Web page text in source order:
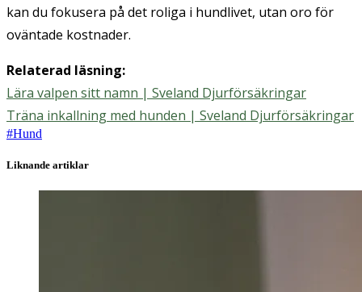
kan du fokusera på det roliga i hundlivet, utan oro för
oväntade kostnader.
Relaterad läsning:
Lära valpen sitt namn | Sveland Djurförsäkringar
Träna inkallning med hunden | Sveland Djurförsäkringar
#Hund
Liknande artiklar